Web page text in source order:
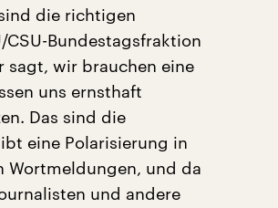
die richtigen
Bundestagsfraktion
sagt, wir brauchen eine
uns ernsthaft
Das sind die
eine Polarisierung in
Wortmeldungen, und da
und andere